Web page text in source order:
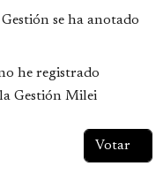
se ha anotado
he registrado
Gestión Milei